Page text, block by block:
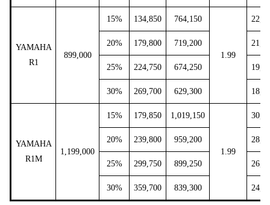
YAMAHA
R1
899,000
15% 134,850 764,150
1.99
20% 179,800 719,200
25% 224,750 674,250
30% 269,700 629,300
YAMAHA
R1M
1,199,000
15% 179,850 1,019,150
1.99
20% 239,800 959,200
25% 299,750 899,250
30% 359,700 839,300